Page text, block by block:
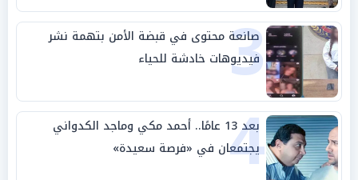
3
صانعة محتوى في قبضة الأمن بتهمة نشر
فيديوهات خادشة للحياء
4 بعد 13 عامًا.. أحمد مكي وماجد الكدواني
يجتمعان في «فرصة سعيدة»